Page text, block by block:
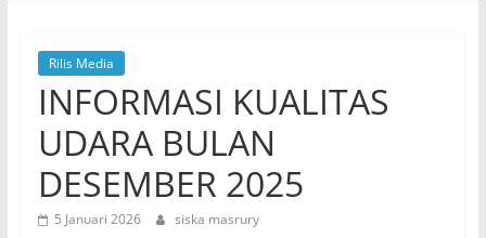
Koordinator
BMKG
Sumatera
Selatan
Rilis Media
INFORMASI KUALITAS
UDARA BULAN
DESEMBER 2025
5 Januari 2026 siska masrury